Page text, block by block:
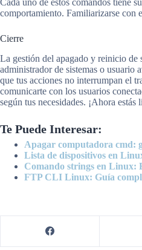
comportamiento. Familiarizarse con
Cierre
La gestión del apagado y reinicio de
administrador de sistemas o usuario
que tus acciones no interrumpan el
comunicarte con los usuarios
según tus necesidades. ¡Ahora
Te Puede Interesar:
Apagar computadora cmd:
Lista de dispositivos en
Comando strings en Linux:
FTP CLI Linux: Guía